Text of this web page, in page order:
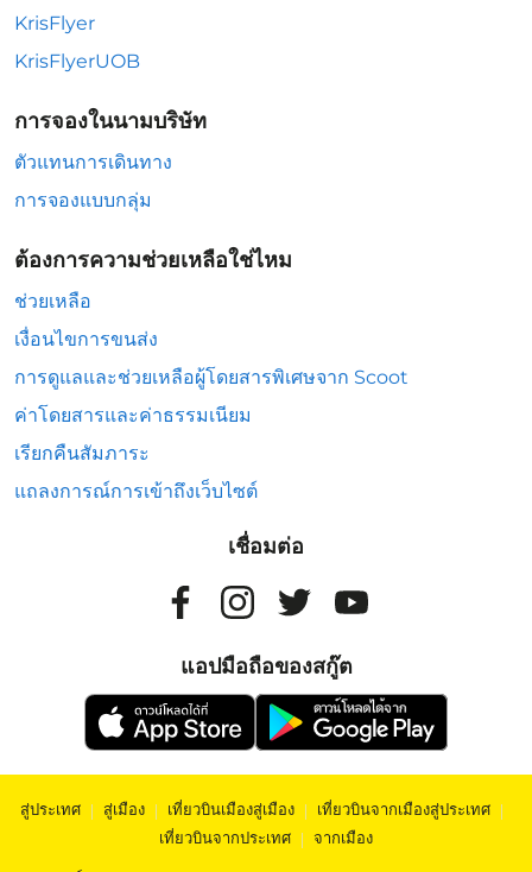
KrisFlyer
KrisFlyerUOB
การจองในนามบริษัท
ตัวแทนการเดินทาง
การจองแบบกลุ่ม
ต้องการความช่วยเหลือใช่ไหม
ช่วยเหลือ
เงื่อนไขการขนส่ง
การดูแลและช่วยเหลือผู้โดยสารพิเศษจาก Scoot
ค่าโดยสารและค่าธรรมเนียม
เรียกคืนสัมภาระ
แถลงการณ์การเข้าถึงเว็บไซต์
เชื่อมต่อ
แอปมือถือของสกู๊ต
สู่ประเทศ | สู่เมือง | เที่ยวบินเมืองสู่เมือง | เที่ยวบินจากเมืองสู่ประเทศ |
เที่ยวบินจากประเทศ | จากเมือง